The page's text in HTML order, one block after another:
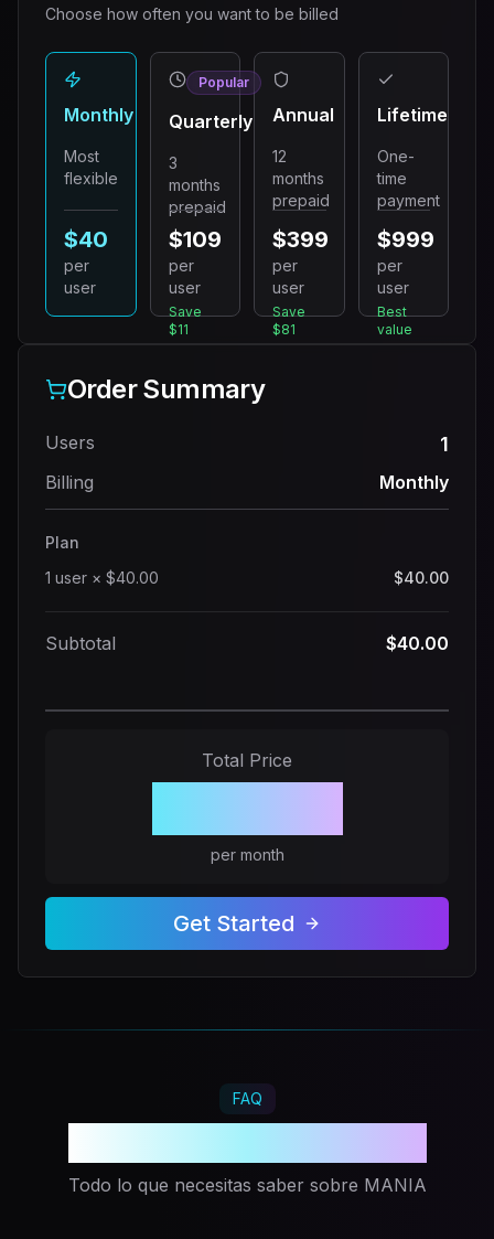
Choose how often you want to be billed
Monthly
Most
flexible
$40
per
user
Popular
Quarterly
3
months
prepaid
$109
per
user
Save
$11
Annual
12
months
prepaid
$399
per
user
Save
$81
Lifetime
One-
time
payment
$999
per
user
Best
value
Order Summary
Users 1
Billing Monthly
Plan
1 user × $40.00 $40.00
Subtotal $40.00
Total Price
per month
Get Started
FAQ
Todo lo que necesitas saber sobre MANIA